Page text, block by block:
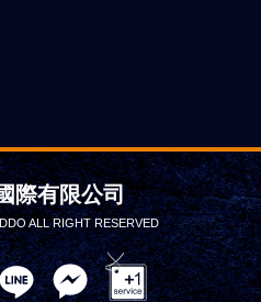
際有限公司
ALL RIGHT RESERVED